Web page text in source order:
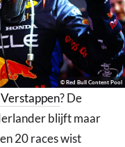
© Red Bull Content Pool
? De
blijft maar
20 races wist